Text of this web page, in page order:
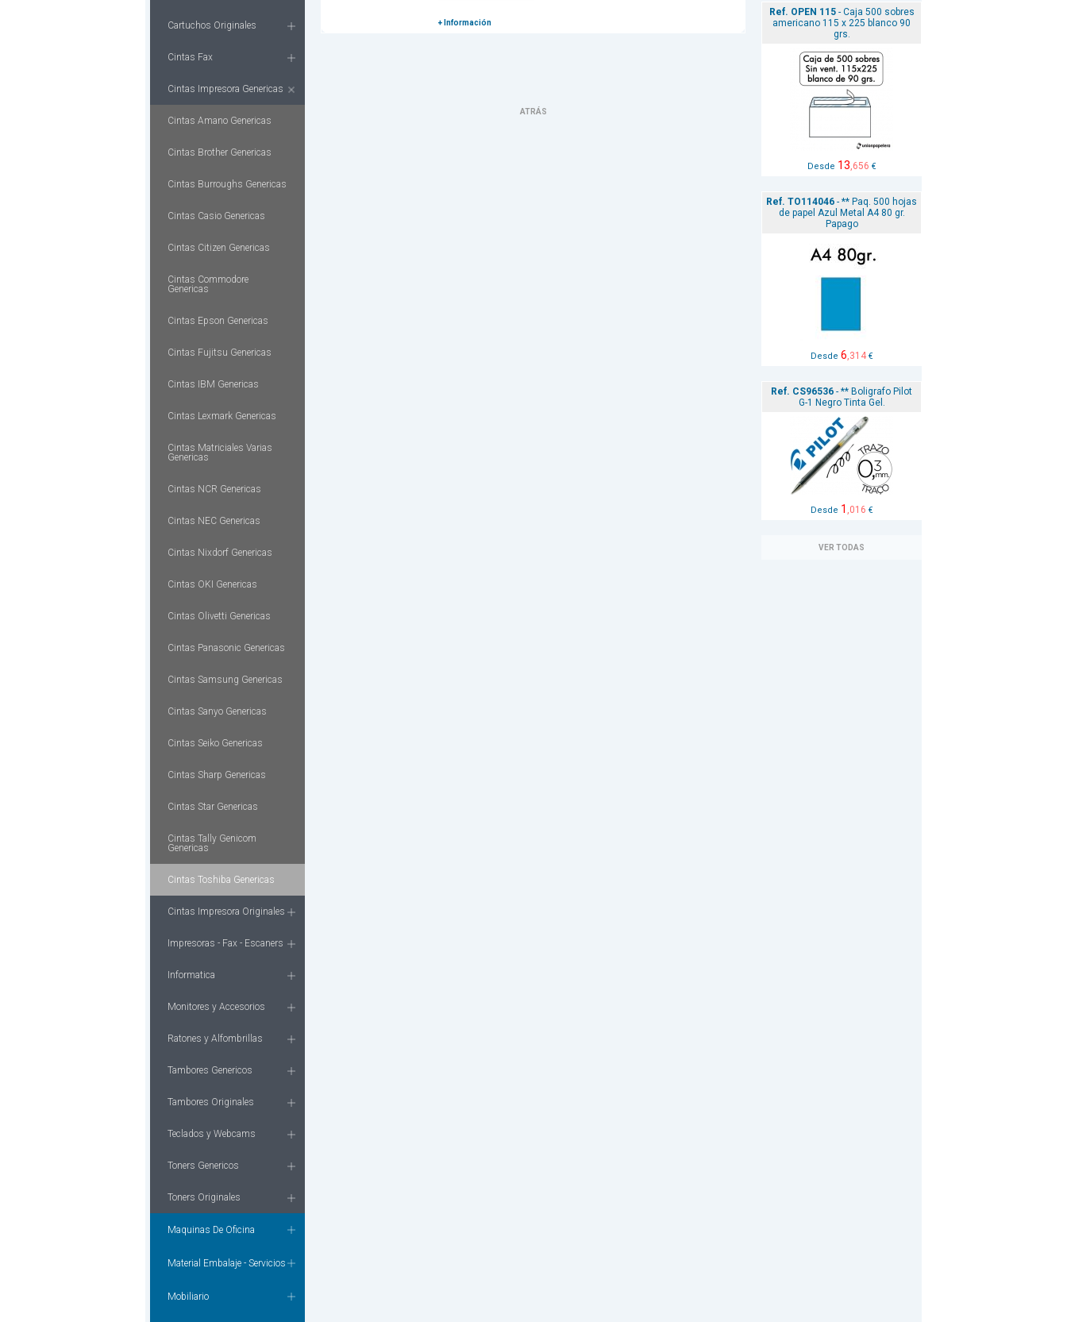
Cartuchos Originales
Cintas Fax
Cintas Impresora Genericas
Cintas Amano Genericas
Cintas Brother Genericas
Cintas Burroughs Genericas
Cintas Casio Genericas
Cintas Citizen Genericas
Cintas Commodore
Genericas
Cintas Epson Genericas
Cintas Fujitsu Genericas
Cintas IBM Genericas
Cintas Lexmark Genericas
Cintas Matriciales Varias
Genericas
Cintas NCR Genericas
Cintas NEC Genericas
Cintas Nixdorf Genericas
Cintas OKI Genericas
Cintas Olivetti Genericas
Cintas Panasonic Genericas
Cintas Samsung Genericas
Cintas Sanyo Genericas
Cintas Seiko Genericas
Cintas Sharp Genericas
Cintas Star Genericas
Cintas Tally Genicom
Genericas
Cintas Toshiba Genericas
Cintas Impresora Originales
Impresoras - Fax - Escaners
Informatica
Monitores y Accesorios
Ratones y Alfombrillas
Tambores Genericos
Tambores Originales
Teclados y Webcams
Toners Genericos
Toners Originales
Maquinas De Oficina
Material Embalaje - Servicios
Mobiliario
+ Información
ATRÁS
Ref. OPEN 115- Caja 500 sobres
americano 115 x 225 blanco 90
grs.
Desde 13,656 €
Ref. TO114046 - ** Paq. 500 hojas
de papel Azul Metal A4 80 gr.
Papago
Desde 6,314€
Ref. CS96536 - ** Boligrafo Pilot
G-1 Negro Tinta Gel.
Desde 1 ,016 €
VER TODAS